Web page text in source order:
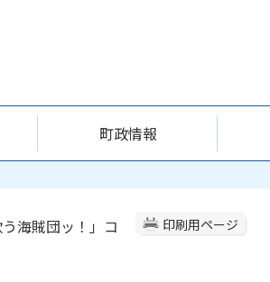
町政情報
印刷用ページ
海賊団ッ！」コ